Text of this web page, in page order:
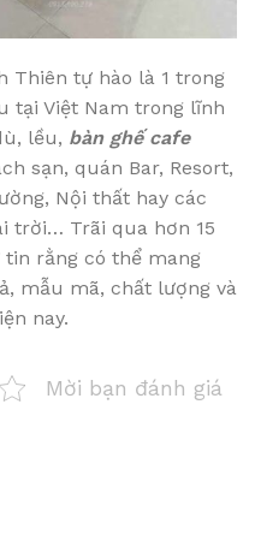
Thiên tự hào là 1 trong
tại Việt Nam trong lĩnh
lều, bàn ghế cafe
sạn, quán Bar, Resort,
Nội thất hay các
trời… Trãi qua hơn 15
rằng có thể mang
mẫu mã, chất lượng và
nay.
Mời bạn đánh giá